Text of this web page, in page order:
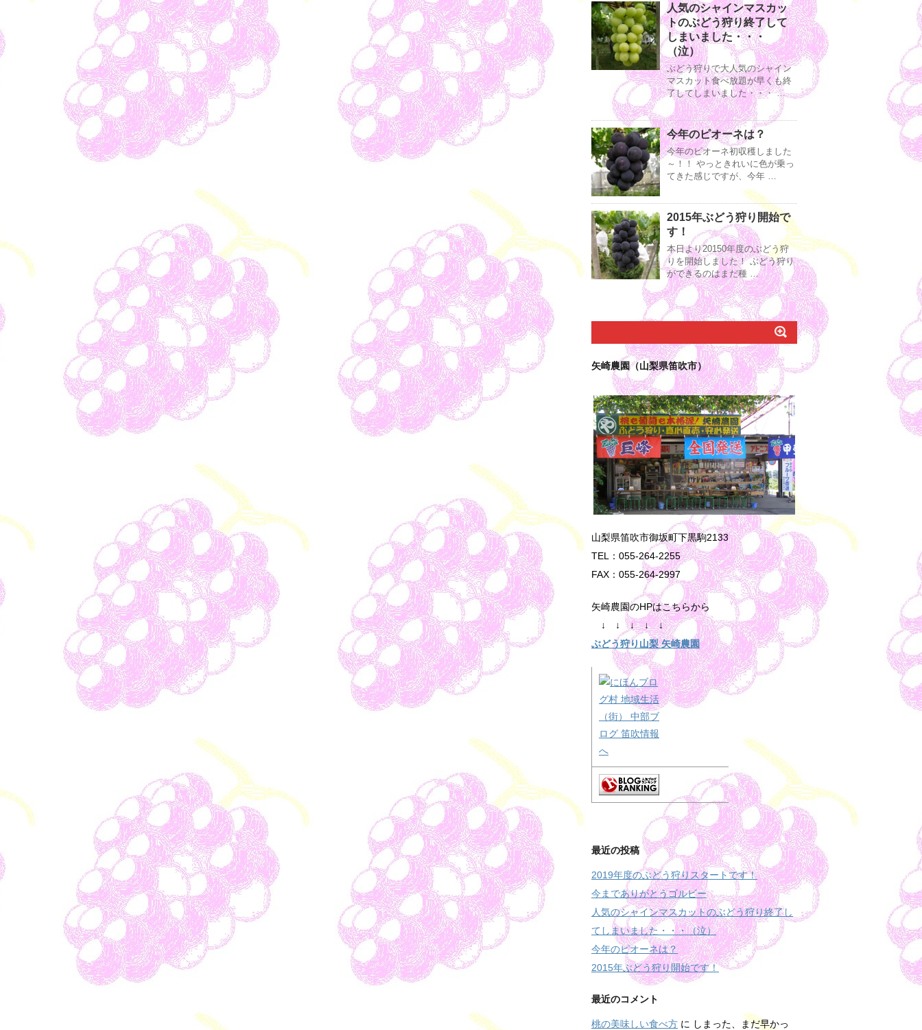
人気のシャインマスカッ
トのぶどう狩り終了して
しまいました・・・
（泣）
ぶどう狩りで大人気のシャイン
マスカット食べ放題が早くも終
了してしまいました・・・ …
今年のピオーネは？
今年のピオーネ初収穫しました
～！！ やっときれいに色が乗っ
てきた感じですが、今年 …
2015年ぶどう狩り開始で
す！
本日より20150年度のぶどう狩
りを開始しました！ ぶどう狩り
ができるのはまだ種 …
矢崎農園（山梨県笛吹市）
山梨県笛吹市御坂町下黒駒2133
TEL：055-264-2255
FAX：055-264-2997
矢崎農園のHPはこちらから
↓ ↓ ↓ ↓ ↓
ぶどう狩り山梨 矢崎農園
最近の投稿
2019年度のぶどう狩りスタートです！
今までありがとうゴルビー
人気のシャインマスカットのぶどう狩り終了し
てしまいました・・・（泣）
今年のピオーネは？
2015年ぶどう狩り開始です！
最近のコメント
桃の美味しい食べ方 に しまった、まだ早かっ